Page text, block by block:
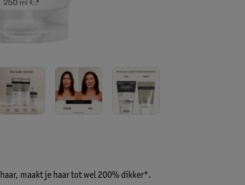
maakt je haar tot wel 200% dikker*.